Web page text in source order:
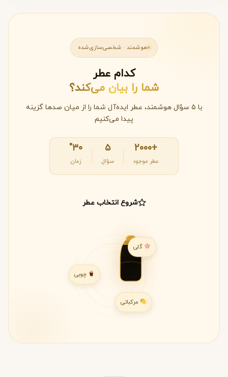
هوشمند · شخصی‌سازی‌شده
کدام عطر
شما را بیان می‌کند؟
با ۵ سؤال هوشمند، عطر ایده‌آل شما را از میان صدها گزینه
پیدا می‌کنیم
+2000
عطر موجود
۵
سؤال
۳۰"
زمان
شروع انتخاب عطر
گلی
مرکباتی